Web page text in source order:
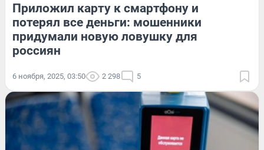
Приложил карту к смартфону и
потерял все деньги: мошенники
придумали новую ловушку для
россиян
6 ноября, 2025, 03:50 2 298 5